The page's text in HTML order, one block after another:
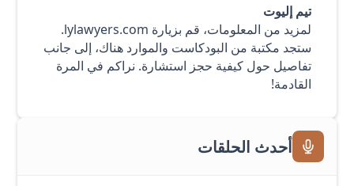
تيم إليوت
لمزيد من المعلومات، قم بزيارة lylawyers.com
.
ستجد مكتبة من البودكاست والموارد هناك، إلى جانب
تفاصيل حول كيفية حجز استشارة. نراكم في المرة
القادمة!
أحدث الحلقات